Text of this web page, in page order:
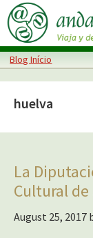
Skip
to
main
content
Skip
to
primary
sidebar
Blog Início
huelva
La
Cultural
August 25, 2017